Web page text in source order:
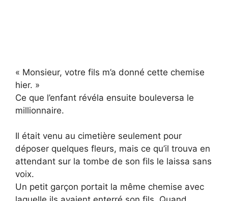
« Monsieur, votre fils m’a donné cette chemise
hier. »
Ce que l’enfant révéla ensuite bouleversa le
millionnaire.
Il était venu au cimetière seulement pour
déposer quelques fleurs, mais ce qu’il trouva en
attendant sur la tombe de son fils le laissa sans
voix.
Un petit garçon portait la même chemise avec